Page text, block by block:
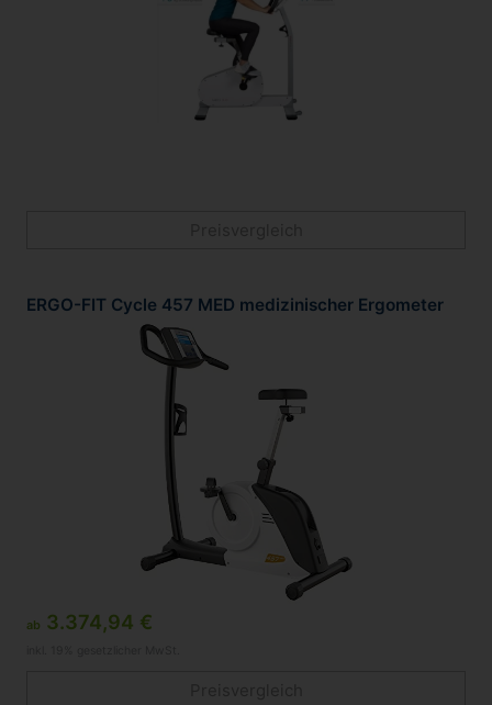
ERGO-FIT Cycle 457 MED medizinischer Ergometer
ab 3.374,94 €